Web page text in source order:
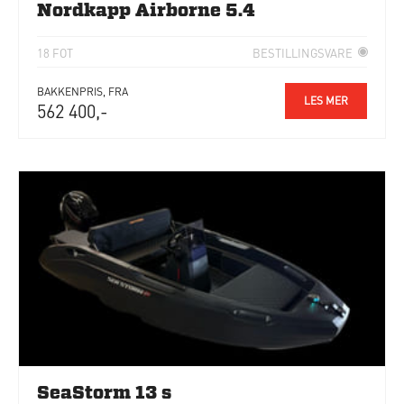
Nordkapp Airborne 5.4
18 FOT BESTILLINGSVARE
BAKKENPRIS, FRA
562 400,- LES MER
SeaStorm 13 s